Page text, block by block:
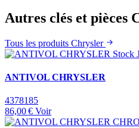
Autres clés et pièces
Tous les produits Chrysler
Stock
ANTIVOL CHRYSLER
4378185
86,00 € Voir